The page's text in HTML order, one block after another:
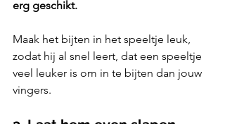
erg geschikt.
Maak het bijten in het speeltje leuk,
zodat hij al snel leert, dat een speeltje
veel leuker is om in te bijten dan jouw
vingers.